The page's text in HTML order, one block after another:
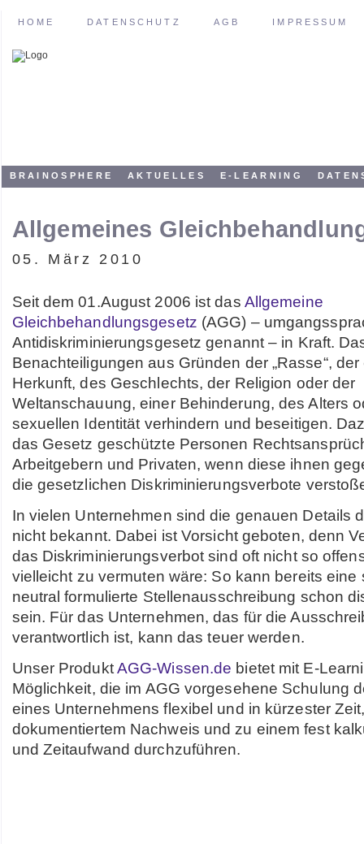
HOME DATENSCHUTZ AGB IMPRESSUM
BRAINOSPHERE AKTUELLES E-LEARNING
Allgemeines
05. März 2010
Seit dem 01.August 2006 ist das Allgemeine
Gleichbehandlungsgesetz (AGG) –
Antidiskriminierungsgesetz genannt – in Kraft.
Benachteiligungen aus Gründen der „Rasse“,
Herkunft, des Geschlechts, der Religion oder der
Weltanschauung, einer Behinderung, des Alters
sexuellen Identität verhindern und beseitigen.
das Gesetz geschützte Personen
Arbeitgebern und Privaten, wenn diese ihnen
die gesetzlichen Diskriminierungsverbote
In vielen Unternehmen sind die genauen Details
nicht bekannt. Dabei ist Vorsicht geboten, denn
das Diskriminierungsverbot sind oft nicht so
vielleicht zu vermuten wäre: So kann bereits eine
neutral formulierte Stellenausschreibung schon
sein. Für das Unternehmen, das für die
verantwortlich ist, kann das teuer werden.
Unser ProduktAGG-Wissen.de bietet mit E-
Möglichkeit, die im AGG vorgesehene Schulung
eines Unternehmens flexibel und in kürzester
dokumentiertem Nachweis und zu einem fest
und Zeitaufwand durchzuführen.